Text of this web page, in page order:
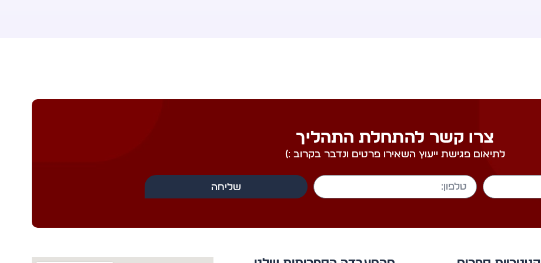
צרו קשר להתחלת התהליך
לתיאום פגישת ייעוץ השאירו פרטים ונדבר בקרוב :)
שליחה